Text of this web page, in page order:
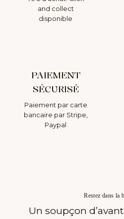
and collect
disponible
PAIEMENT
SÉCURISÉ
Paiement par carte
bancaire par Stripe,
Paypal
Restez dans la
Un soupçon